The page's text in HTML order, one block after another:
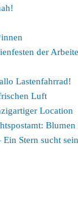
der
Lastenfahrrad!
Luft
Location
Ein Stern sucht